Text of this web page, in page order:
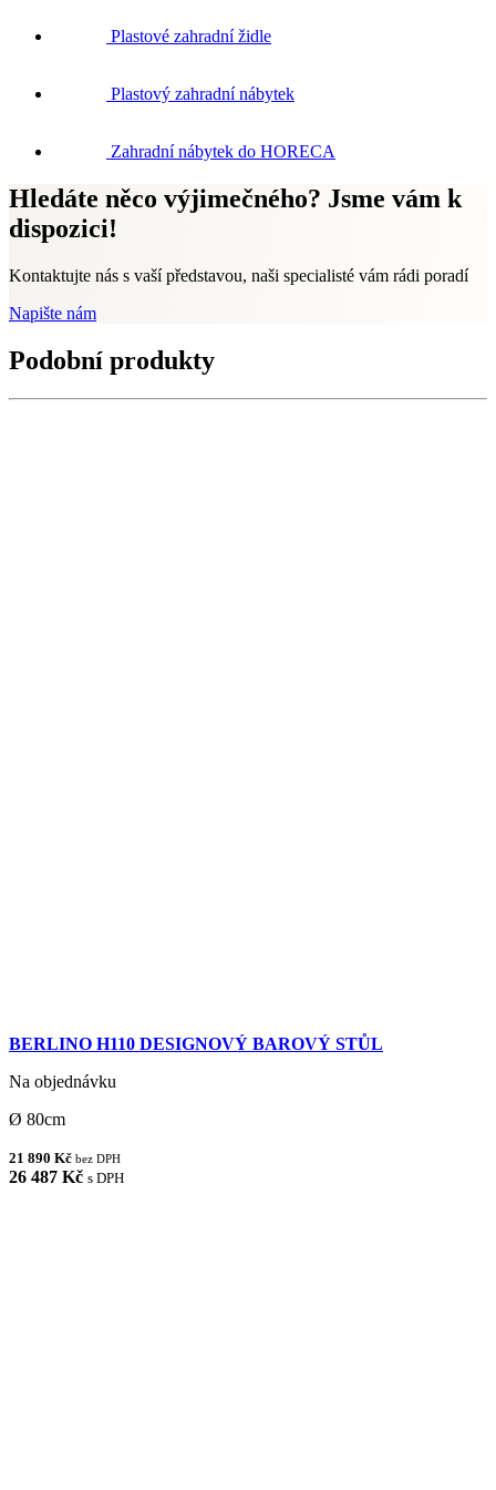
Plastové zahradní židle
Plastový zahradní nábytek
Zahradní nábytek do HORECA
Hledáte něco výjimečného? Jsme vám k
dispozici!
Kontaktujte nás s vaší představou, naši specialisté vám rádi poradí
Napište nám
Podobní produkty
BERLINO H110 DESIGNOVÝ BAROVÝ STŮL
Na objednávku
Ø 80cm
21 890 Kč bez DPH
26 487 Kč s DPH